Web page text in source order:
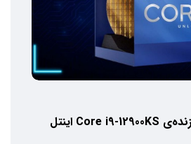
تاریخ رونمایی از پردازنده‌ی Core i9-12900KS اینتل